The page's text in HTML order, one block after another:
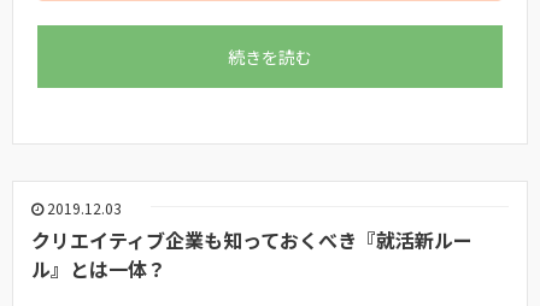
続きを読む
2019.12.03
クリエイティブ企業も知っておくべき『就活新ルー
ル』とは一体？